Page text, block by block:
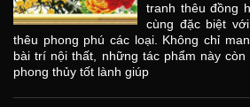
tranh thêu đồng
cùng đặc biệt
thêu phong phú các loại. Không chỉ
bài trí nội thất, những tác phẩm này
phong thủy tốt lành giúp